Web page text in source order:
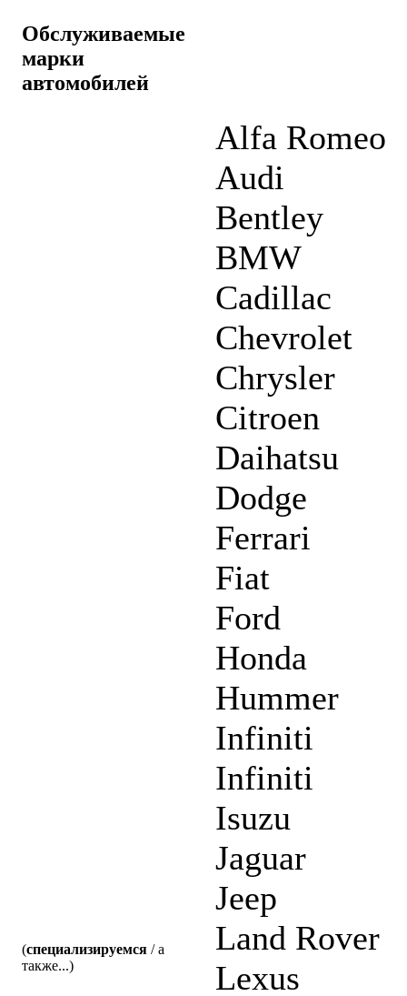
Обслуживаемые
марки
автомобилей
(специализируемся / а
также...)
Alfa Romeo
Audi
Bentley
BMW
Cadillac
Chevrolet
Chrysler
Citroen
Daihatsu
Dodge
Ferrari
Fiat
Ford
Honda
Hummer
Infiniti
Infiniti
Isuzu
Jaguar
Jeep
Land Rover
Lexus